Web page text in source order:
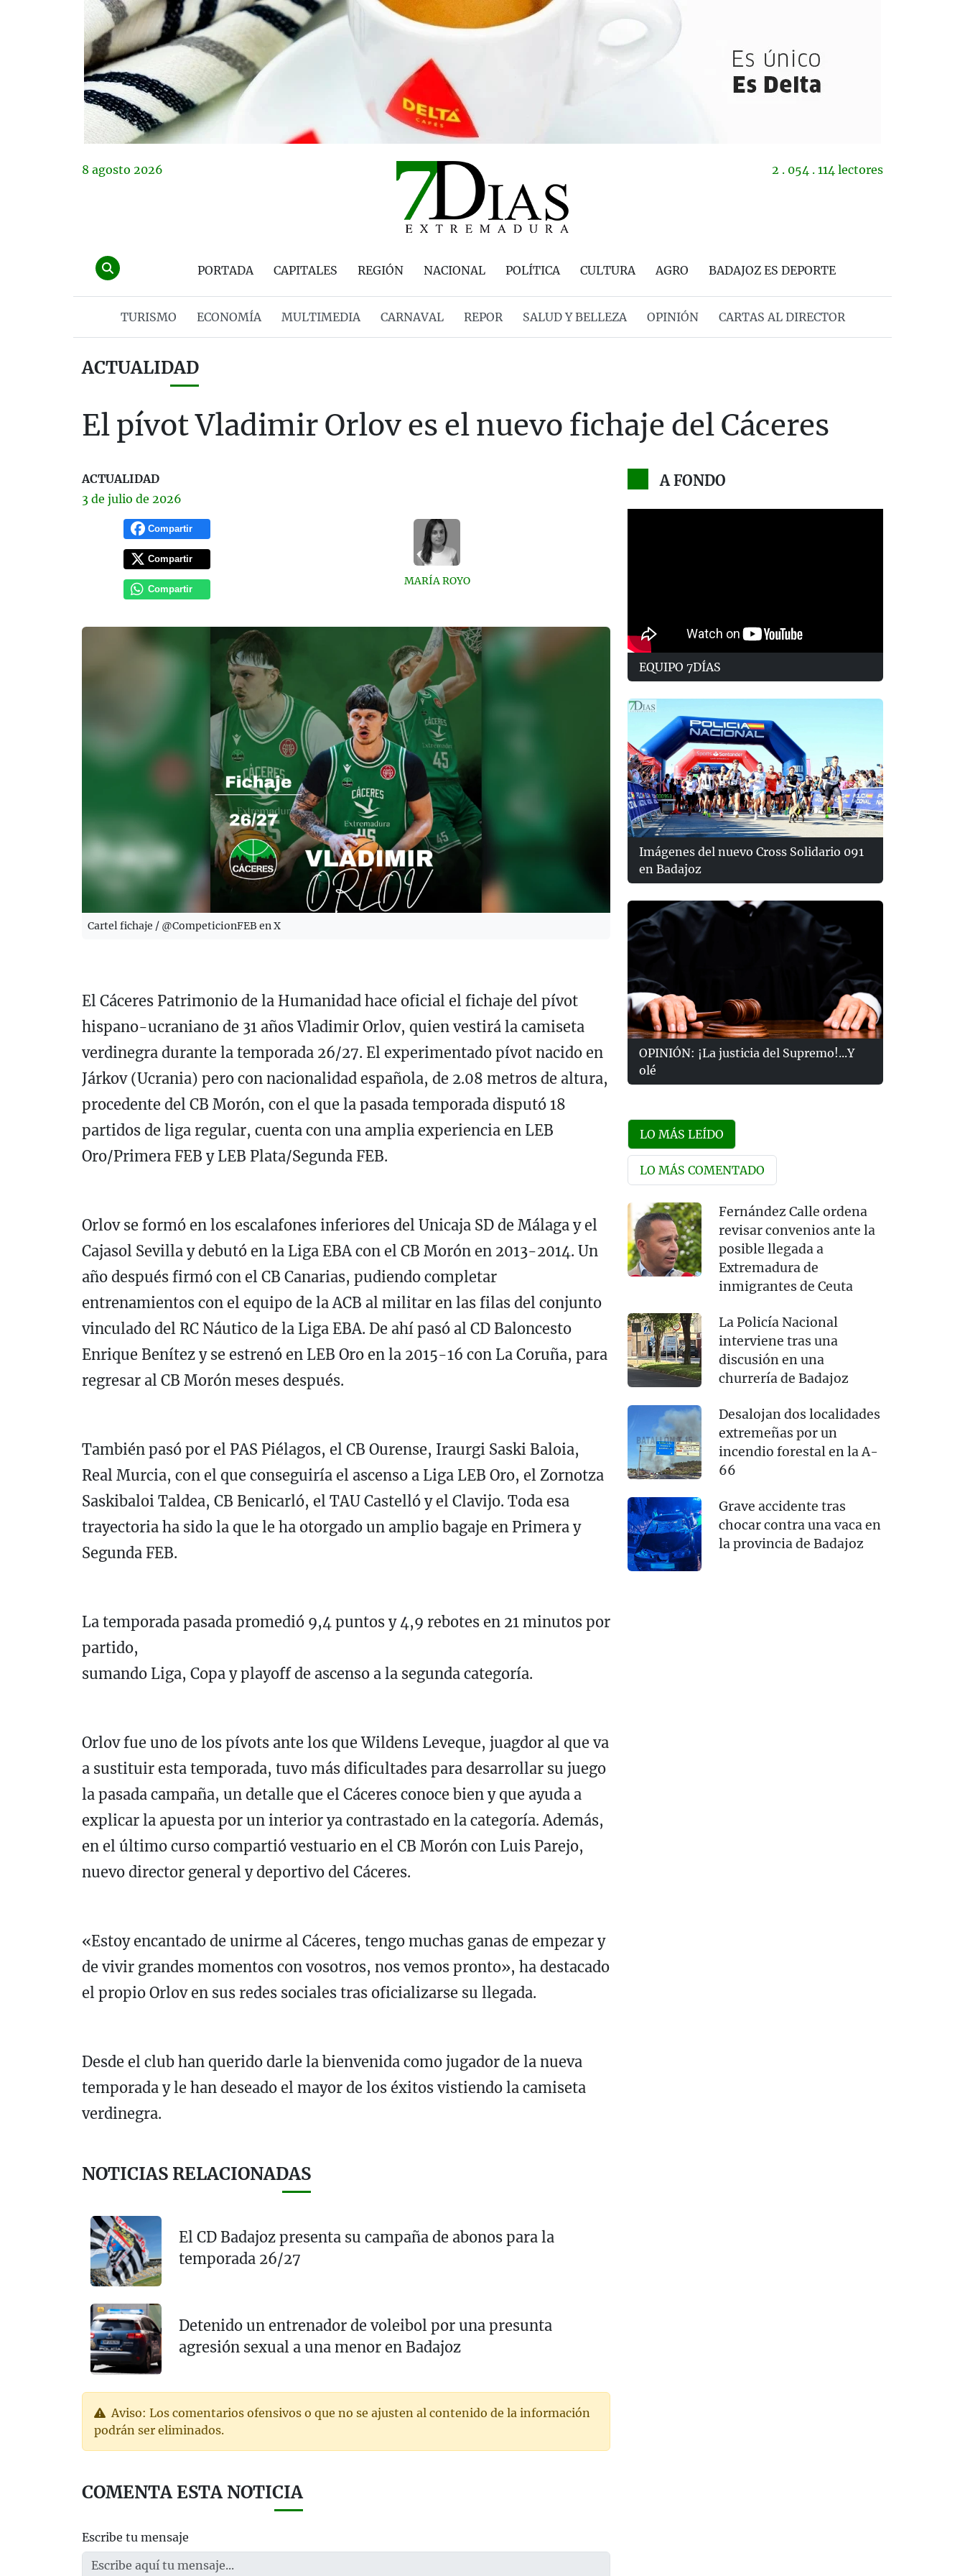
8 agosto 2026 2 . 054 . 114 lectores
PORTADA CAPITALES REGIÓN NACIONAL POLÍTICA CULTURA AGRO BADAJOZ ES DEPORTE
TURISMO ECONOMÍA MULTIMEDIA CARNAVAL REPOR SALUD Y BELLEZA OPINIÓN CARTAS AL DIRECTOR
ACTUALIDAD
El pívot Vladimir Orlov es el nuevo fichaje del Cáceres
ACTUALIDAD
3 de julio de 2026
Compartir
Compartir
Compartir
MARÍA ROYO
Cartel fichaje / @CompeticionFEB en X
El Cáceres Patrimonio de la Humanidad hace oficial el fichaje del pívot
hispano-ucraniano de 31 años Vladimir Orlov, quien vestirá la camiseta
verdinegra durante la temporada 26/27. El experimentado pívot nacido en
Járkov (Ucrania) pero con nacionalidad española, de 2.08 metros de altura,
procedente del CB Morón, con el que la pasada temporada disputó 18
partidos de liga regular, cuenta con una amplia experiencia en LEB
Oro/Primera FEB y LEB Plata/Segunda FEB.
Orlov se formó en los escalafones inferiores del Unicaja SD de Málaga y el
Cajasol Sevilla y debutó en la Liga EBA con el CB Morón en 2013-2014. Un
año después firmó con el CB Canarias, pudiendo completar
entrenamientos con el equipo de la ACB al militar en las filas del conjunto
vinculado del RC Náutico de la Liga EBA. De ahí pasó al CD Baloncesto
Enrique Benítez y se estrenó en LEB Oro en la 2015-16 con La Coruña, para
regresar al CB Morón meses después.
También pasó por el PAS Piélagos, el CB Ourense, Iraurgi Saski Baloia,
Real Murcia, con el que conseguiría el ascenso a Liga LEB Oro, el Zornotza
Saskibaloi Taldea, CB Benicarló, el TAU Castelló y el Clavijo. Toda esa
trayectoria ha sido la que le ha otorgado un amplio bagaje en Primera y
Segunda FEB.
La temporada pasada promedió 9,4 puntos y 4,9 rebotes en 21 minutos por
partido,
sumando Liga, Copa y playoff de ascenso a la segunda categoría.
Orlov fue uno de los pívots ante los que Wildens Leveque, juagdor al que va
a sustituir esta temporada, tuvo más dificultades para desarrollar su juego
la pasada campaña, un detalle que el Cáceres conoce bien y que ayuda a
explicar la apuesta por un interior ya contrastado en la categoría. Además,
en el último curso compartió vestuario en el CB Morón con Luis Parejo,
nuevo director general y deportivo del Cáceres.
«Estoy encantado de unirme al Cáceres, tengo muchas ganas de empezar y
de vivir grandes momentos con vosotros, nos vemos pronto», ha destacado
el propio Orlov en sus redes sociales tras oficializarse su llegada.
Desde el club han querido darle la bienvenida como jugador de la nueva
temporada y le han deseado el mayor de los éxitos vistiendo la camiseta
verdinegra.
NOTICIAS RELACIONADAS
El CD Badajoz presenta su campaña de abonos para la
temporada 26/27
Detenido un entrenador de voleibol por una presunta
agresión sexual a una menor en Badajoz
Aviso: Los comentarios ofensivos o que no se ajusten al contenido de la información
podrán ser eliminados.
COMENTA ESTA NOTICIA
Escribe tu mensaje
A FONDO
EQUIPO 7DÍAS
Imágenes del nuevo Cross Solidario 091
en Badajoz
OPINIÓN: ¡La justicia del Supremo!...Y
olé
LO MÁS LEÍDO
LO MÁS COMENTADO
Fernández Calle ordena
revisar convenios ante la
posible llegada a
Extremadura de
inmigrantes de Ceuta
La Policía Nacional
interviene tras una
discusión en una
churrería de Badajoz
Desalojan dos localidades
extremeñas por un
incendio forestal en la A-
66
Grave accidente tras
chocar contra una vaca en
la provincia de Badajoz